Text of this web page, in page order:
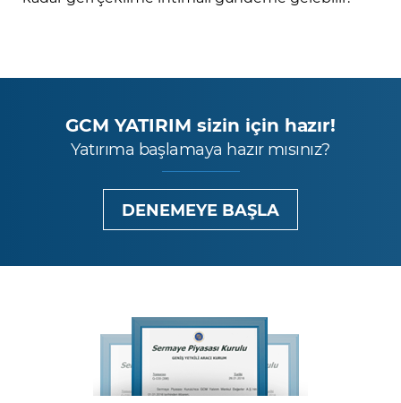
GCM YATIRIM sizin için hazır!
Yatırıma başlamaya hazır mısınız?
DENEMEYE BAŞLA